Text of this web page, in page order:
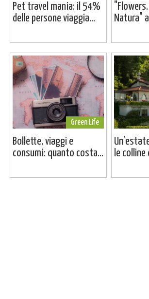
Pet travel mania: il 54%
delle persone viaggia...
Natura"
Green Life
Bollette, viaggi e
consumi: quanto costa...
le colline